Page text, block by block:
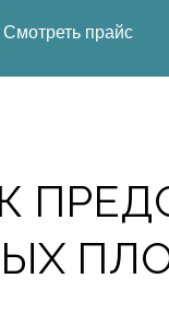
Смотреть прайс